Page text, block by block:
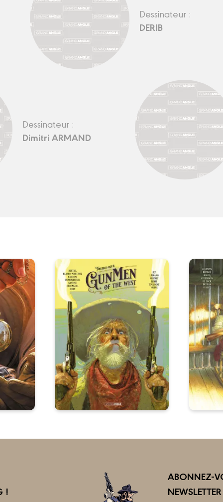
Dessinateur :
DERIB
Dessinateur :
Dimitri ARMAND
!
ABONNEZ-